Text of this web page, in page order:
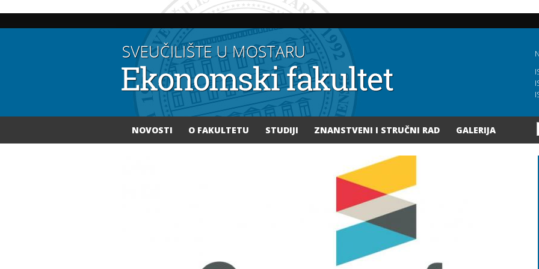
glavni
NOVOSTI O FAKULTETU STUDIJI ZNANSTVENI I STRUČNI RAD GALERIJA